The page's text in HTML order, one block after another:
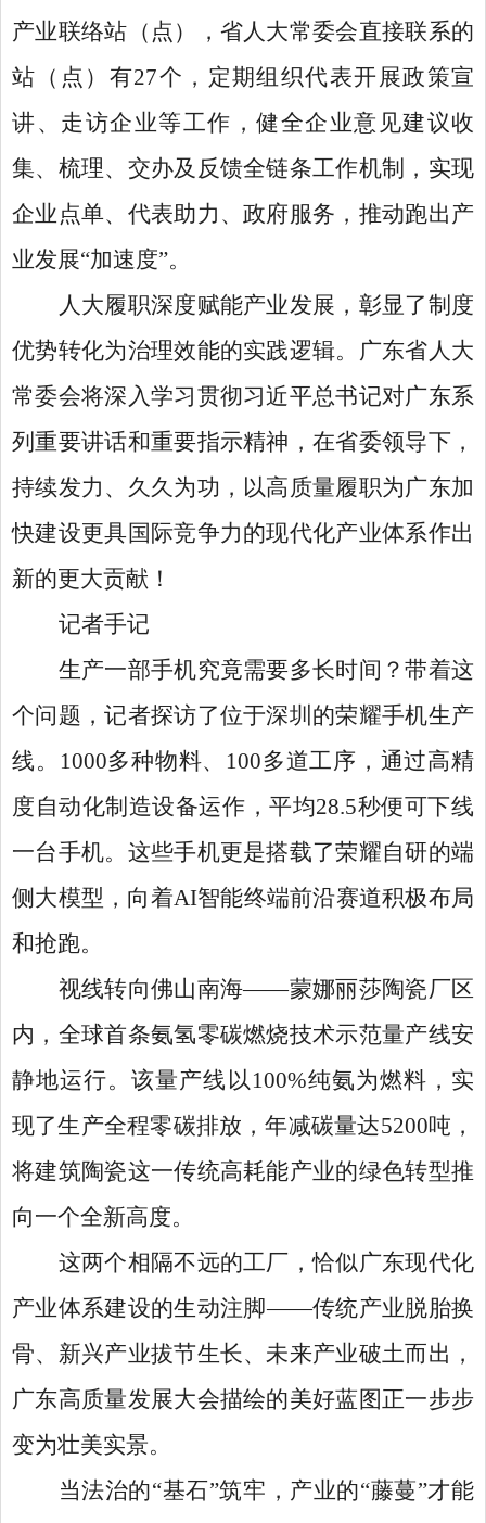
产业联络站（点），省人大常委会直接联系的
站（点）有27个，定期组织代表开展政策宣
讲、走访企业等工作，健全企业意见建议收
集、梳理、交办及反馈全链条工作机制，实现
企业点单、代表助力、政府服务，推动跑出产
业发展“加速度”。
人大履职深度赋能产业发展，彰显了制度
优势转化为治理效能的实践逻辑。广东省人大
常委会将深入学习贯彻习近平总书记对广东系
列重要讲话和重要指示精神，在省委领导下，
持续发力、久久为功，以高质量履职为广东加
快建设更具国际竞争力的现代化产业体系作出
新的更大贡献！
记者手记
生产一部手机究竟需要多长时间？带着这
个问题，记者探访了位于深圳的荣耀手机生产
线。
1000多种物料、100多道工序，通过高精
度自动化制造设备运作，平均28.5秒便可下线
一台手机。这些手机更是搭载了荣耀自研的端
侧大模型，向着AI智能终端前沿赛道积极布局
和抢跑。
视线转向佛山南海——蒙娜丽莎陶瓷厂区
内，全球首条氨氢零碳燃烧技术示范量产线安
静地运行。该量产线以100%纯氨为燃料，实
现了生产全程零碳排放，年减碳量达5200吨，
将建筑陶瓷这一传统高耗能产业的绿色转型推
向一个全新高度。
这两个相隔不远的工厂，恰似广东现代化
产业体系建设的生动注脚——传统产业脱胎换
骨、新兴产业拔节生长、未来产业破土而出，
广东高质量发展大会描绘的美好蓝图正一步步
变为壮美实景。
当法治的“基石”筑牢，产业的“藤蔓”才能